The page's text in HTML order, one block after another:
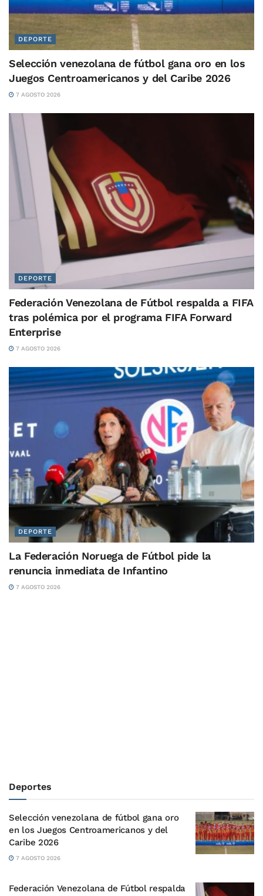
DEPORTE
Selección venezolana de fútbol gana oro en los
Juegos Centroamericanos y del Caribe 2026
7 AGOSTO 2026
DEPORTE
Federación Venezolana de Fútbol respalda a FIFA
tras polémica por el programa FIFA Forward
Enterprise
7 AGOSTO 2026
DEPORTE
La Federación Noruega de Fútbol pide la
renuncia inmediata de Infantino
7 AGOSTO 2026
Deportes
Selección venezolana de fútbol gana oro
en los Juegos Centroamericanos y del
Caribe 2026
7 AGOSTO 2026
Federación Venezolana de Fútbol respalda